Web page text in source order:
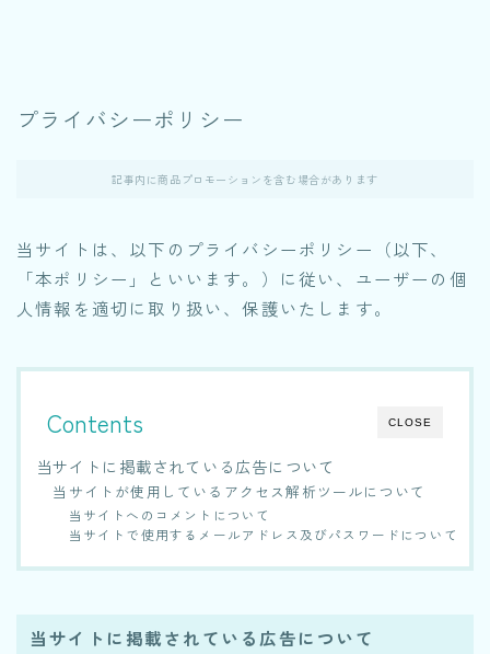
プライバシーポリシー
記事内に商品プロモーションを含む場合があります
当サイトは、以下のプライバシーポリシー（以下、
「本ポリシー」といいます。）に従い、ユーザーの個
人情報を適切に取り扱い、保護いたします。
CLOSE
Contents
当サイトに掲載されている広告について
当サイトが使用しているアクセス解析ツールについて
当サイトへのコメントについて
当サイトで使用するメールアドレス及びパスワードについて
当サイトに掲載されている広告について